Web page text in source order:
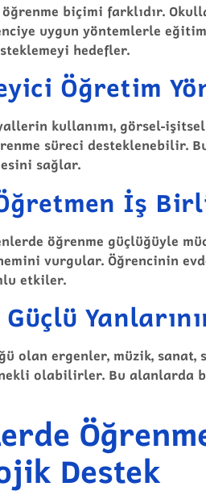
biçimi farklıdır.
uygun yöntemlerle
hedefler.
Öğretim
kullanımı, görsel-
süreci desteklenebilir.
sağlar.
İş
öğrenme güçlüğüyle
vurgular. Öğrencinin
etkiler.
olan ergenler, müzik,
olabilirler. Bu alanlarda
Destek